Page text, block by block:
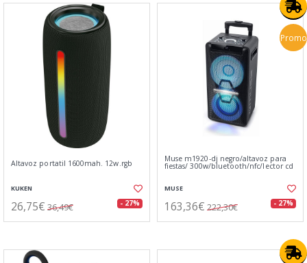
Altavoz portatil 1600mah. 12w.rgb
KUKEN
26,75€ 36,49€ - 27%
Promo
Muse m1920-dj negro/altavoz para
fiestas/ 300w/bluetooth/nfc/lector cd
MUSE
163,36€ 222,30€ - 27%